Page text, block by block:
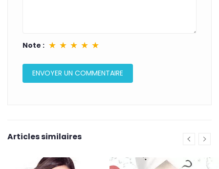
Note : ★ ★ ★ ★ ★
Articles similaires